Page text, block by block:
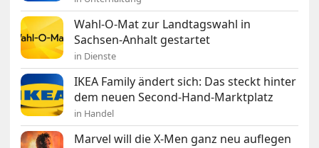
Wahl-O-Mat zur Landtagswahl in
Sachsen-Anhalt gestartet
in Dienste
IKEA Family ändert sich: Das steckt hinter
dem neuen Second-Hand-Marktplatz
in Handel
Marvel will die X-Men ganz neu auflegen